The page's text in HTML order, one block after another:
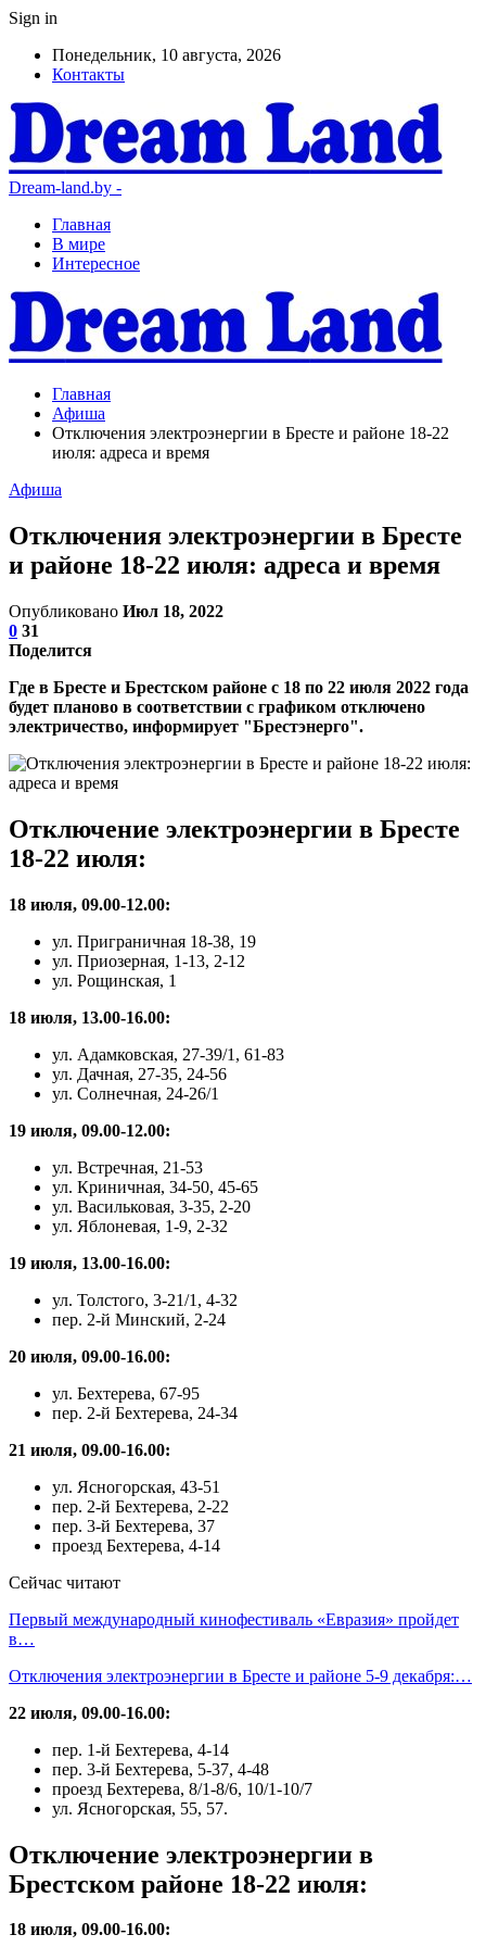
Sign in
Понедельник, 10 августа, 2026
Контакты
Dream-land.by -
Главная
В мире
Интересное
Главная
Афиша
Отключения электроэнергии в Бресте и районе 18-22
июля: адреса и время
Афиша
Отключения электроэнергии в Бресте
и районе 18-22 июля: адреса и время
Опубликовано Июл 18, 2022
0 31
Поделится
Где в Бресте и Брестском районе с 18 по 22 июля 2022 года
будет планово в соответствии с графиком отключено
электричество, информирует "Брестэнерго".
Отключение электроэнергии в Бресте
18-22 июля:
18 июля, 09.00-12.00:
ул. Приграничная 18-38, 19
ул. Приозерная, 1-13, 2-12
ул. Рощинская, 1
18 июля, 13.00-16.00:
ул. Адамковская, 27-39/1, 61-83
ул. Дачная, 27-35, 24-56
ул. Солнечная, 24-26/1
19 июля, 09.00-12.00:
ул. Встречная, 21-53
ул. Криничная, 34-50, 45-65
ул. Васильковая, 3-35, 2-20
ул. Яблоневая, 1-9, 2-32
19 июля, 13.00-16.00:
ул. Толстого, 3-21/1, 4-32
пер. 2-й Минский, 2-24
20 июля, 09.00-16.00:
ул. Бехтерева, 67-95
пер. 2-й Бехтерева, 24-34
21 июля, 09.00-16.00:
ул. Ясногорская, 43-51
пер. 2-й Бехтерева, 2-22
пер. 3-й Бехтерева, 37
проезд Бехтерева, 4-14
Сейчас читают
Первый международный кинофестиваль «Евразия» пройдет
в…
Отключения электроэнергии в Бресте и районе 5-9 декабря:…
22 июля, 09.00-16.00:
пер. 1-й Бехтерева, 4-14
пер. 3-й Бехтерева, 5-37, 4-48
проезд Бехтерева, 8/1-8/6, 10/1-10/7
ул. Ясногорская, 55, 57.
Отключение электроэнергии в
Брестском районе 18-22 июля:
18 июля, 09.00-16.00: